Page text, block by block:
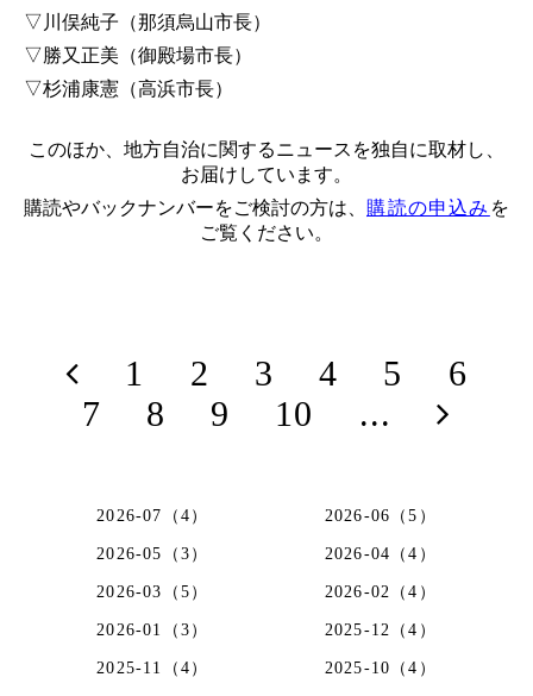
▽川俣純子（那須烏山市長）
▽勝又正美（御殿場市長）
▽杉浦康憲（高浜市長）
このほか、地方自治に関するニュースを独自に取材し、
お届けしています。
購読やバックナンバーをご検討の方は、 購読の申込み を
ご覧ください。
1 2 3 4 5
6
7
8 9 10 ...
2026-07（4） 2026-06（5）
2026-05（3） 2026-04（4）
2026-03（5） 2026-02（4）
2026-01（3） 2025-12（4）
2025-11（4） 2025-10（4）